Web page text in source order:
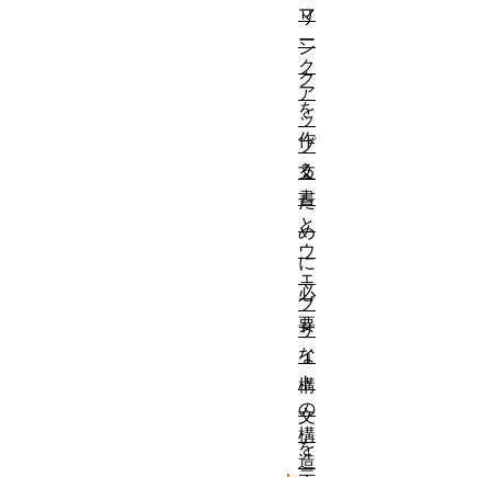
リ
ン
ク
を
作
る
た
め
に
必
要
な
構
文
を
マ
ー
ク
ア
ッ
プ
文
書
と
ウ
ェ
ブ
サ
イ
ト
の
構
造